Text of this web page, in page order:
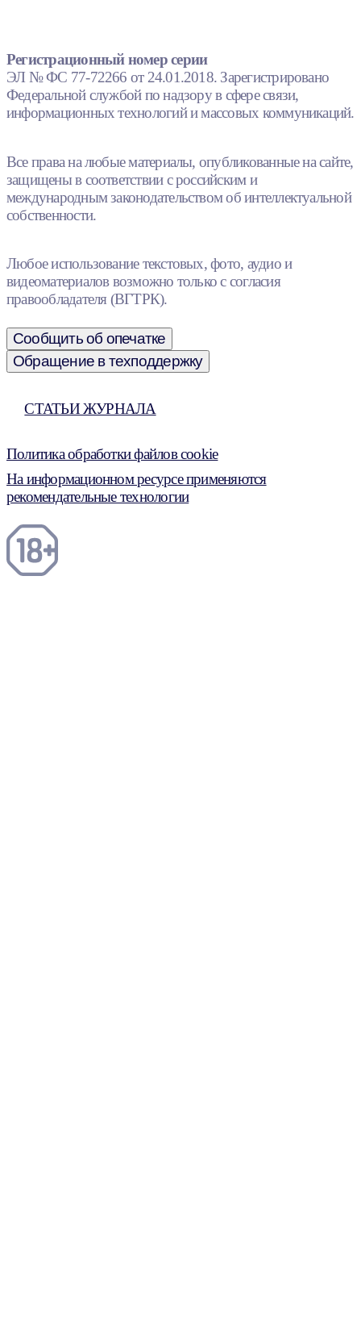
Регистрационный номер серии
ЭЛ № ФС 77-72266 от 24.01.2018. Зарегистрировано
Федеральной службой по надзору в сфере связи,
информационных технологий и массовых коммуникаций.
Все права на любые материалы, опубликованные на сайте,
защищены в соответствии с российским и
международным законодательством об интеллектуальной
собственности.
Любое использование текстовых, фото, аудио и
видеоматериалов возможно только с согласия
правообладателя (ВГТРК).
Сообщить об опечатке
Обращение в техподдержку
СТАТЬИ ЖУРНАЛА
Политика обработки файлов cookie
На информационном ресурсе применяются
рекомендательные технологии